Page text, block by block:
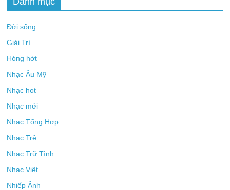
Đời sống
Giải Trí
Hóng hớt
Nhạc Âu Mỹ
Nhạc hot
Nhạc mới
Nhạc Tổng Hợp
Nhạc Trẻ
Nhạc Trữ Tình
Nhạc Việt
Nhiếp Ảnh